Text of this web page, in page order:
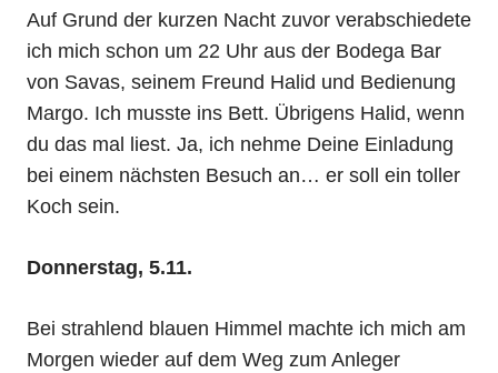
Auf Grund der kurzen Nacht zuvor verabschiedete
ich mich schon um 22 Uhr aus der Bodega Bar
von Savas, seinem Freund Halid und Bedienung
Margo. Ich musste ins Bett. Übrigens Halid, wenn
du das mal liest. Ja, ich nehme Deine Einladung
bei einem nächsten Besuch an… er soll ein toller
Koch sein.
Donnerstag, 5.11.
Bei strahlend blauen Himmel machte ich mich am
Morgen wieder auf dem Weg zum Anleger